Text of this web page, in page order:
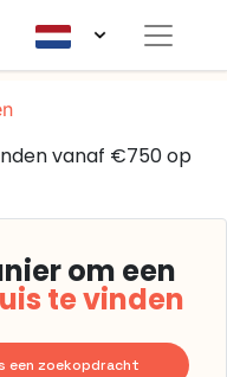
vanaf €750 op
om een
te vinden
een zoekopdracht